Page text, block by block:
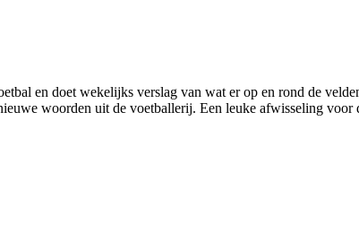
en doet wekelijks verslag van wat er op en rond de
woorden uit de voetballerij. Een leuke afwisseling voor